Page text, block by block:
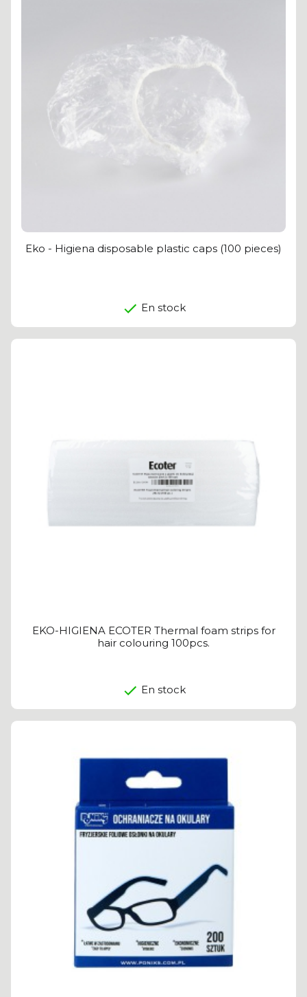
Eko - Higiena disposable plastic caps (100 pieces)
En stock
EKO-HIGIENA ECOTER Thermal foam strips for
hair colouring 100pcs.
En stock